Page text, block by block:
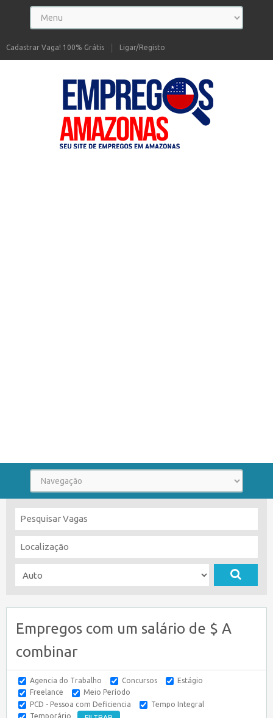
Ligar/Registo
Cadastrar Vaga! 100% Grátis
Empregos com um salário de $ A
combinar
Agencia do Trabalho Concursos
Estágio
Freelance
Meio Período
PCD - Pessoa com Deficiencia
Tempo Integral
Temporário